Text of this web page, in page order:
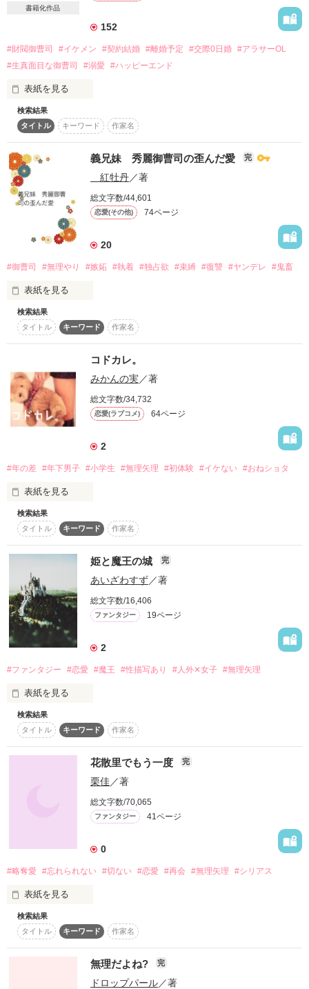
いつか誘拐犯に復讐を――。
それが、十一歳のときの誓い。
とりあえず、Ｈ描写は書きません。鍵付で別作で書くかもしれ
ませんが。
タイトルは作品のテーマということで。
気まぐれ更新です。
賞に間に合わなければ、また放置になるかも…。ｽｲﾏｾﾝ…。
短編×狂愛
読者様など嬉しい限りです。
やばばばばばばばば！！！！
間違えて全部消してしまいましたああああああ
修復にかなり時間かかると思いますが、どうぞお待ちくださ
い。
話めっさ変わってます。
なんか今更ながら話の展開が早すぎるのに涙目＞＜。
そこは多めにみてくださいな
作品を読む
見て下さってありがとうございます！！
    PV数 230000 突破！
  読者様 ついに190人行きました！！
皆さんのおかげで、ここまでこれました！ありがとうございま
作品を読む
作品を読む
書籍化作品
152
#財閥御曹司 #イケメン #契約結婚 #離婚予定 #交際0日婚 #アラサーOL
#生真面目な御曹司
#溺愛 #ハッピーエンド
表紙を見る
従妹の結婚式に参列するはずが、
何故か白無垢姿にさせられた蓮水紫緒、28歳。
なんと式の直前に花嫁が失踪したため、
花嫁チェンジで紫緒が結婚する羽目に。
これは家同士の縁談で、破談にすると
多額の借金を背負うことになるらしい。
ならば結婚相手である白藤グループの御曹司と交渉し、
縁談を白紙に戻してもらおうとするが、
彼は紫緒に「私と結婚しましょう」と言いだした。
「では二年後に離婚しましょうか」
堅物で生真面目な御曹司、白藤清雅（30）と、
うっかり花嫁になってしまったアラサーOL、蓮水紫緒（28）
の
離婚を前提とした契約結婚のラブコメディ。
◆9月に書籍が刊行予定です。
書籍版ではたっぷり加筆修正してますので、こちらはWeb版と
してお楽しみください。
検索結果
タイトル
キーワード 作家名
義兄妹 秀麗御曹司の歪んだ愛 完
紅牡丹／著
総文字数/44,601
恋愛(その他) 74ページ
20
#御曹司 #無理やり #嫉妬 #執着 #独占欲 #束縛 #復讐 #ヤンデレ #鬼畜
表紙を見る
両親の再婚で２歳違いの義兄妹となった要と恵里香。
眉目秀麗な御曹司は、ある理由から義妹を玩具のように扱う
が……。
検索結果
タイトル
キーワード 作家名
コドカレ。
みかんの実／著
総文字数/34,732
恋愛(ラブコメ) 64ページ
2
#年の差 #年下男子 #小学生 #無理矢理 #初体験 #イケない #おねショタ
表紙を見る
男は浮気する生き物？
じゃぁ、育てちゃえばいいじゃん！！
作品を読む
検索結果
タイトル
キーワード 作家名
姫と魔王の城 完
あいざわすず／著
総文字数/16,406
ファンタジー 19ページ
2
#ファンタジー #恋愛 #魔王 #性描写あり #人外✕女子 #無理矢理
表紙を見る
ある世界の物語… 魔力を秘めた人間の姫を捕らえた魔王は、姫
の魔力を求め…
作品を読む
検索結果
タイトル
キーワード 作家名
花散里でもう一度 完
栗佳／著
総文字数/70,065
ファンタジー 41ページ
0
#略奪愛 #忘れられない #切ない #恋愛 #再会 #無理矢理 #シリアス
表紙を見る
昔々、京の都を騒がした鬼は、大江山の根城ごと滅ぼされ、僅
かに残った鬼はすみ慣れた山を追われた。
逃げる鬼は妻と別れ、北の地を目指す。
検索結果
タイトル
キーワード 作家名
無理だよね? 完
ドロップパール／著